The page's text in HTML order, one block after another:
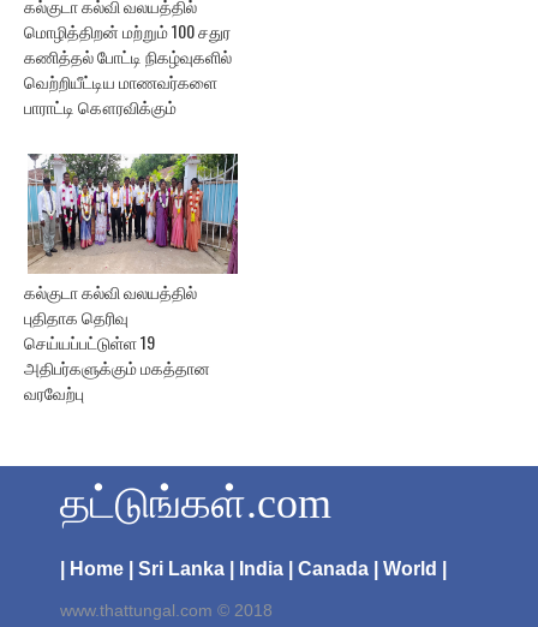
கல்குடா கல்வி வலயத்தில்
மொழித்திறன் மற்றும் 100 சதுர
கணித்தல் போட்டி நிகழ்வுகளில்
வெற்றியீட்டிய மாணவர்களை
பாராட்டி கௌரவிக்கும்
கல்குடா கல்வி வலயத்தில்
புதிதாக தெரிவு
செய்யப்பட்டுள்ள 19
அதிபர்களுக்கும் மகத்தான
வரவேற்பு
தட்டுங்கள்.com
| Home | Sri Lanka | India | Canada | World |
www.thattungal.com © 2018